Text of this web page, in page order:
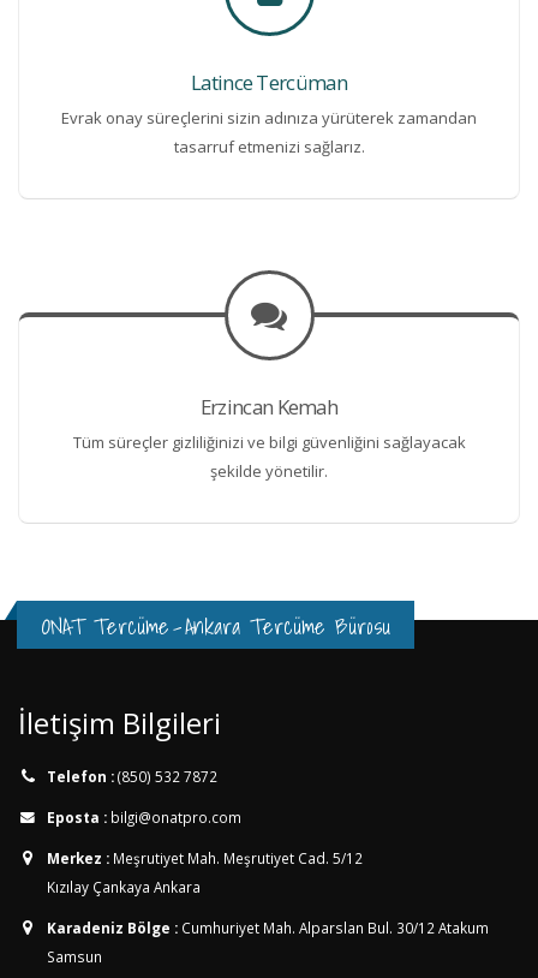
Latince Tercüman
Evrak onay süreçlerini sizin adınıza yürüterek zamandan
tasarruf etmenizi sağlarız.
Erzincan Kemah
Tüm süreçler gizliliğinizi ve bilgi güvenliğini sağlayacak
şekilde yönetilir.
ONAT Tercüme-Ankara Tercüme Bürosu
İletişim Bilgileri
Telefon :(850) 532 7872
Eposta : bilgi@onatpro.com
Merkez : Meşrutiyet Mah. Meşrutiyet Cad. 5/12
Kızılay Çankaya Ankara
Karadeniz Bölge : Cumhuriyet Mah. Alparslan Bul. 30/12 Atakum
Samsun